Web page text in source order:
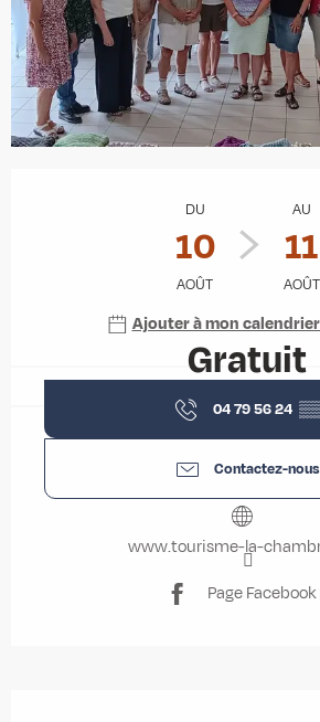
DU
10
AOÛT
AU
11
AOÛT
Ajouter à mon
Gratuit
04 79 56 24 ▒▒
Contactez-nous
www.tourisme-la-
Page Facebook